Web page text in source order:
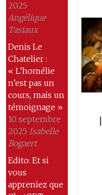
2025
Angélique
Tasiaux
Denis Le
Chatelier :
« L’homélie
n’est pas un
cours, mais un
témoignage »
10 septembre
2025 Isabelle
Bogaert
Edito: Et si
vous
appreniez que